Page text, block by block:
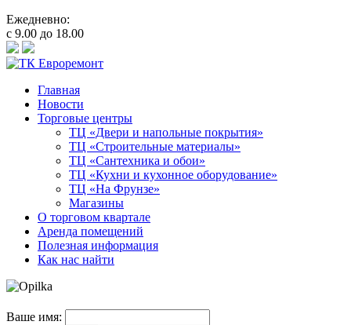
Ежедневно:
с 9.00 до 18.00
Главная
Новости
Торговые центры
ТЦ «Двери и напольные покрытия»
ТЦ «Строительные материалы»
ТЦ «Сантехника и обои»
ТЦ «Кухни и кухонное оборудование»
ТЦ «На Фрунзе»
Магазины
О торговом квартале
Аренда помещений
Полезная информация
Как нас найти
Ваше имя: